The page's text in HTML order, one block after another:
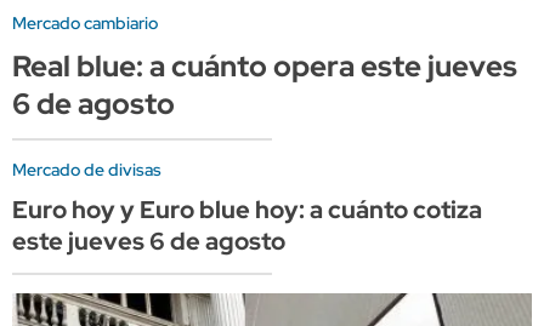
Mercado cambiario
Real blue: a cuánto opera este jueves
6 de agosto
Mercado de divisas
Euro hoy y Euro blue hoy: a cuánto cotiza
este jueves 6 de agosto